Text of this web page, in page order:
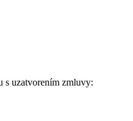
s uzatvorením zmluvy: